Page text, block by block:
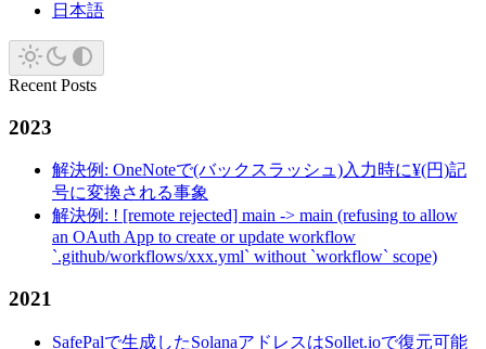
日本語
Recent Posts
2023
解決例: OneNoteで(バックスラッシュ)入力時に¥(円)記
号に変換される事象
解決例: ! [remote rejected] main -> main (refusing to allow
an OAuth App to create or update workflow
`.github/workflows/xxx.yml` without `workflow` scope)
2021
SafePalで生成したSolanaアドレスはSollet.ioで復元可能